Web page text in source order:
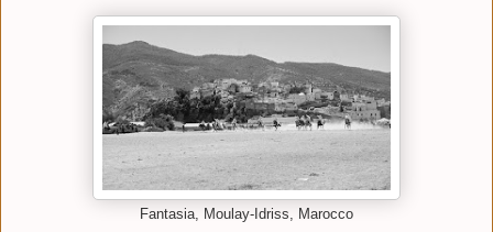
Fantasia, Moulay-Idriss, Marocco